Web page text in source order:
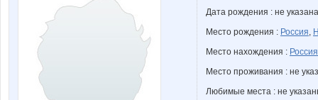
Дата рождения : не указана
Место рождения : Россия,
Место нахождения : Россия
Место проживания : не
Любимые места : не